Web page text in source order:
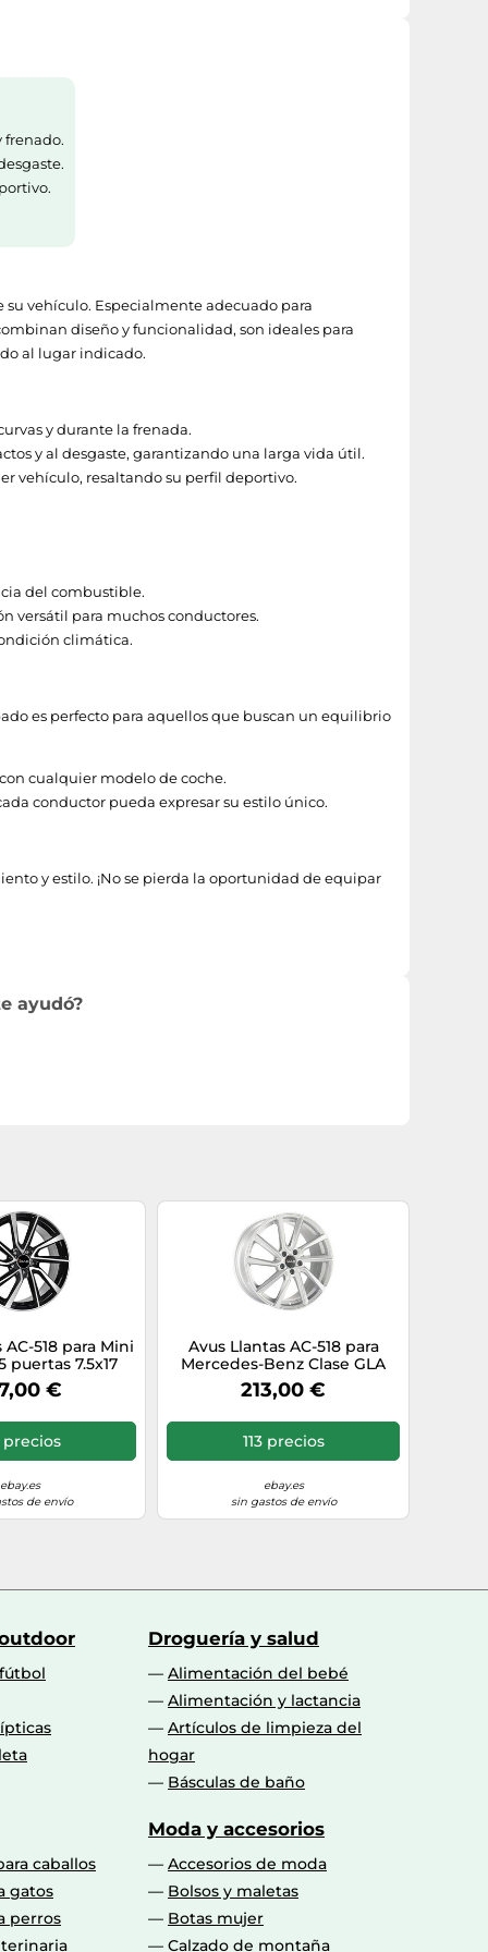
su vehículo. Especialmente adecuado para
diseño y funcionalidad, son ideales para
al lugar indicado.
y durante la frenada.
y al desgaste, garantizando una larga vida útil.
vehículo, resaltando su perfil deportivo.
del combustible.
versátil para muchos conductores.
climática.
es perfecto para aquellos que buscan un equilibrio
cualquier modelo de coche.
conductor pueda expresar su estilo único.
y estilo. ¡No se pierda la oportunidad de equipar
ayudó?
518 para Mini
puertas 7.5x17
Polished XI8
€
precios
ebay.es
de envío
Avus Llantas AC-518 para
Mercedes-Benz Clase GLA
8X18 5X112 Hyper Silver V V84
213,00 €
113 precios
ebay.es
sin gastos de envío
Droguería y salud
Alimentación del bebé
Alimentación y lactancia
Artículos de limpieza del
hogar
Básculas de baño
caballos
gatos
perros
Moda y accesorios
Accesorios de moda
Bolsos y maletas
Botas mujer
Calzado de montaña